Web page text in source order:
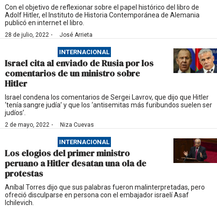
Con el objetivo de reflexionar sobre el papel histórico del libro de
Adolf Hitler, el Instituto de Historia Contemporánea de Alemania
publicó en internet el libro.
28 de julio, 2022 · José Arrieta
INTERNACIONAL
Israel cita al enviado de Rusia por los
comentarios de un ministro sobre
Hitler
Israel condena los comentarios de Sergei Lavrov, que dijo que Hitler
‘tenía sangre judía’ y que los ‘antisemitas más furibundos suelen ser
judíos’.
2 de mayo, 2022 · Niza Cuevas
INTERNACIONAL
Los elogios del primer ministro
peruano a Hitler desatan una ola de
protestas
Aníbal Torres dijo que sus palabras fueron malinterpretadas, pero
ofreció disculparse en persona con el embajador israelí Asaf
Ichilevich.